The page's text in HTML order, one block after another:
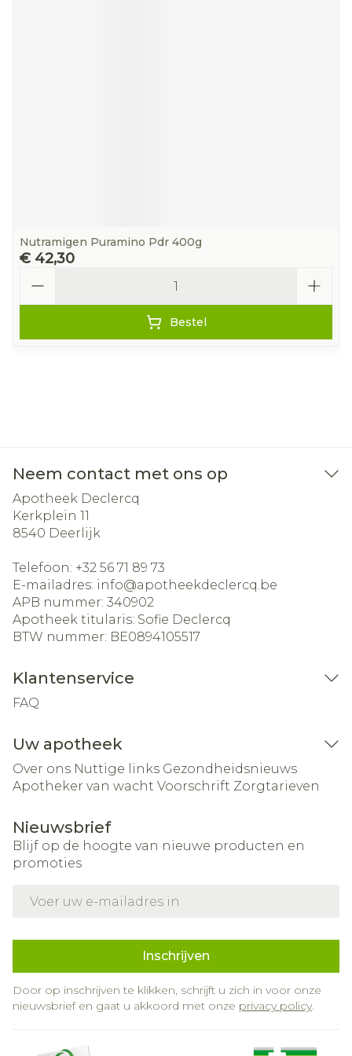
Nutramigen Puramino Pdr 400g
€ 42,30
Bestel
Neem contact met ons op
Apotheek Declercq
Kerkplein 11
8540 Deerlijk
Telefoon: +32 56 71 89 73
E-mailadres: info@apotheekdeclercq.be
APB nummer: 340902
Apotheek titularis: Sofie Declercq
BTW nummer: BE0894105517
Klantenservice
FAQ
Uw apotheek
Over ons Nuttige links Gezondheidsnieuws
Apotheker van wacht Voorschrift Zorgtarieven
Nieuwsbrief
Blijf op de hoogte van nieuwe producten en
promoties
Inschrijven
Door op inschrijven te klikken, schrijft u zich in voor onze
nieuwsbrief en gaat u akkoord met onze privacy policy.